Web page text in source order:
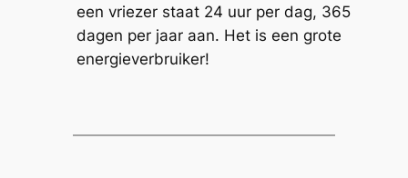
een vriezer staat 24 uur per dag, 365
dagen per jaar aan. Het is een grote
energieverbruiker!